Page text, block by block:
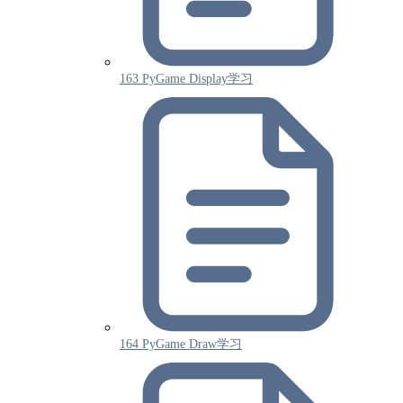
163 PyGame Display学习
164 PyGame Draw学习